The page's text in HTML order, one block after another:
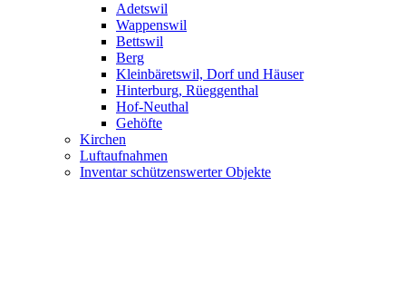
Adetswil
Wappenswil
Bettswil
Berg
Kleinbäretswil, Dorf und Häuser
Hinterburg, Rüeggenthal
Hof-Neuthal
Gehöfte
Kirchen
Luftaufnahmen
Inventar schützenswerter Objekte